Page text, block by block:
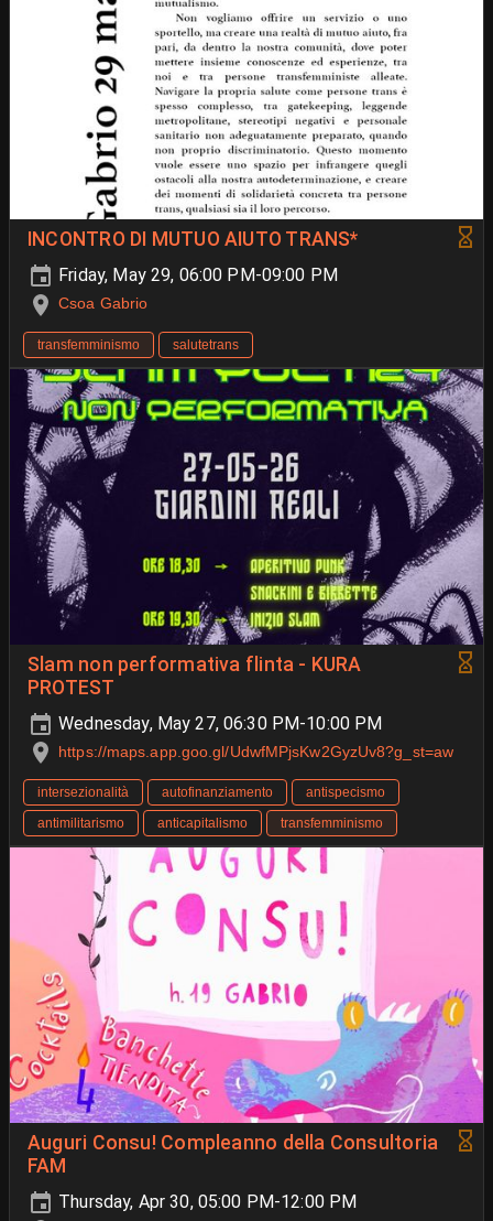
INCONTRO DI MUTUO AIUTO TRANS*
Friday, May 29, 06:00 PM-09:00 PM
Csoa Gabrio
transfemminismo salutetrans
Slam non performativa flinta - KURA
PROTEST
Wednesday, May 27, 06:30 PM-10:00 PM
https://maps.app.goo.gl/UdwfMPjsKw2GyzUv8?g_st=aw
intersezionalità autofinanziamento
antispecismo
antimilitarismo
anticapitalismo transfemminismo
Auguri Consu! Compleanno della Consultoria
FAM
Thursday, Apr 30, 05:00 PM-12:00 PM